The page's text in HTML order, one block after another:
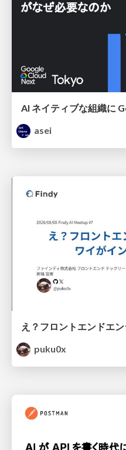
asei
puku0x